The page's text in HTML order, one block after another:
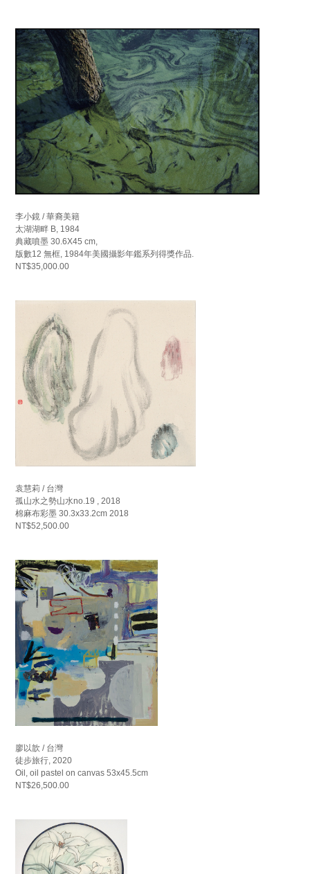
李小鏡 / 華裔美籍
太湖湖畔 B, 1984
典藏噴墨 30.6X45 cm,
版數12 無框, 1984年美國攝影年鑑系列得獎作品.
NT$35,000.00
袁慧莉 / 台灣
孤山水之勢山水no.19 , 2018
棉麻布彩墨 30.3x33.2cm 2018
NT$52,500.00
廖以歆 / 台灣
徒步旅行, 2020
Oil, oil pastel on canvas 53x45.5cm
NT$26,500.00